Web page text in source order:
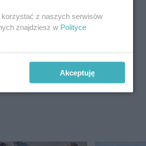
korzystać z naszych serwisów
znajdziesz w Polityce
Akceptuję